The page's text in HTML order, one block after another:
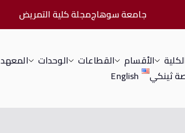
جامعة سوهاجمجلة كلية التمريض
الأقسام القطاعات الوحدات
ثينكي English